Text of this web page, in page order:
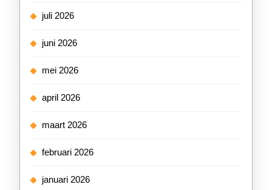
juli 2026
juni 2026
mei 2026
april 2026
maart 2026
februari 2026
januari 2026